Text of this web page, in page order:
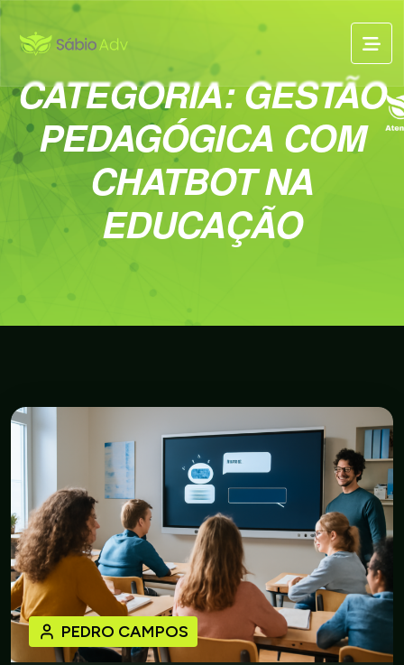
CATEGORIA:GESTÃO
PEDAGÓGICA COM
CHATBOT NA
EDUCAÇÃO
PEDRO CAMPOS